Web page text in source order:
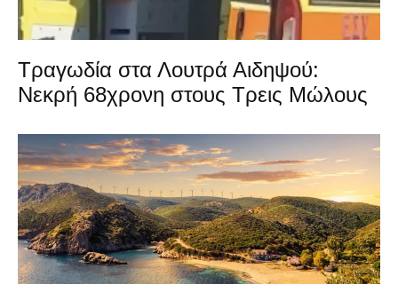
Τραγωδία στα Λουτρά Αιδηψού:
Νεκρή 68χρονη στους Τρεις Μώλους